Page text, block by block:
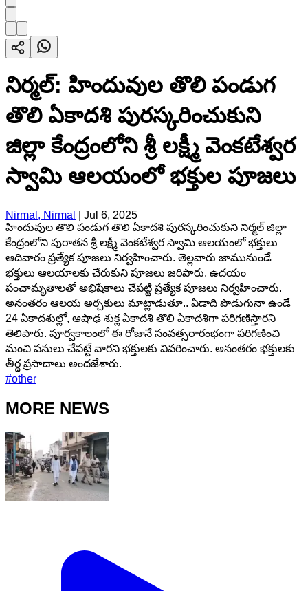
నిర్మల్: హిందువుల తొలి పండుగ
తొలి ఏకాదశి పురస్కరించుకుని
జిల్లా కేంద్రంలోని శ్రీ లక్ష్మీ వెంకటేశ్వర
స్వామి ఆలయంలో భక్తుల పూజలు
Nirmal, Nirmal
Jul 6, 2025
హిందువుల తొలి పండుగ తొలి ఏకాదశి పురస్కరించుకుని నిర్మల్ జిల్లా
కేంద్రంలోని పురాతన శ్రీ లక్ష్మీ వెంకటేశ్వర స్వామి ఆలయంలో భక్తులు
ఆదివారం ప్రత్యేక పూజలు నిర్వహించారు. తెల్లవారు జామునుండే
భక్తులు ఆలయాలకు చేరుకుని పూజలు జరిపారు. ఉదయం
పంచామృతాలతో అభిషేకాలు చేపట్టి ప్రత్యేక పూజలు నిర్వహించారు.
అనంతరం ఆలయ అర్చకులు మాట్లాడుతూ.. ఏడాది పొడుగునా ఉండే
24 ఏకాదశుల్లో, ఆషాఢ శుక్ల ఏకాదశి తొలి ఏకాదశిగా పరిగణిస్తారని
తెలిపారు. పూర్వకాలంలో ఈ రోజునే సంవత్సరారంభంగా పరిగణించి
మంచి పనులు చేపట్టే వారని భక్తులకు వివరించారు. అనంతరం భక్తులకు
తీర్ధ ప్రసాదాలు అందజేశారు.
#other
MORE NEWS